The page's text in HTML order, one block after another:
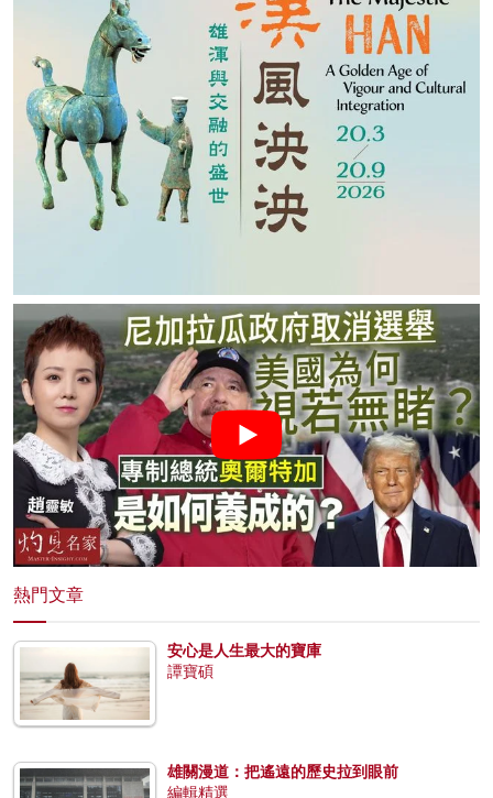
熱門文章
安心是人生最大的寶庫
譚寶碩
雄關漫道：把遙遠的歷史拉到眼前
編輯精選